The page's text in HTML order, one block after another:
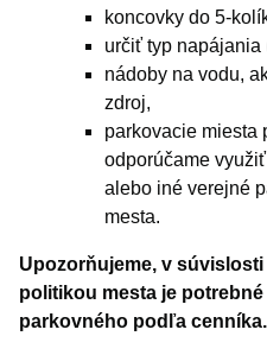
koncovky do 5-
určiť typ napájania
nádoby na vodu,
zdroj,
parkovacie miesta
odporúčame
alebo iné verejné
mesta.
Upozorňujeme, v
politikou mesta je
parkovného podľa cenníka.